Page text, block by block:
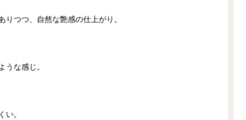
りつつ、自然な艶感の仕上がり。
うな感じ。
い。